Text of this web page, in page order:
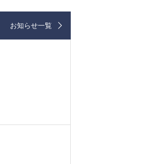
お知らせ一覧